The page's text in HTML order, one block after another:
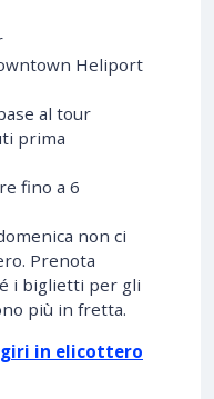
Heliport
al tour
prima
fino a 6
non ci
Prenota
i biglietti per gli
più in fretta.
giri in elicottero